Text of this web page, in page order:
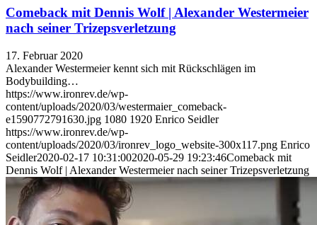
Comeback mit Dennis Wolf | Alexander Westermeier
nach seiner Trizepsverletzung
17. Februar 2020
Alexander Westermeier kennt sich mit Rückschlägen im
Bodybuilding…
https://www.ironrev.de/wp-
content/uploads/2020/03/westermaier_comeback-
e1590772791630.jpg 1080 1920 Enrico Seidler
https://www.ironrev.de/wp-
content/uploads/2020/03/ironrev_logo_website-300x117.png Enrico
Seidler2020-02-17 10:31:002020-05-29 19:23:46Comeback mit
Dennis Wolf | Alexander Westermeier nach seiner Trizepsverletzung